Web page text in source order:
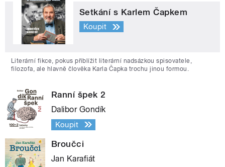
Setkání s Karlem Čapkem
Koupit
Literární fikce, pokus přiblížit literární nadsázkou spisovatele,
filozofa, ale hlavně člověka Karla Čapka trochu jinou formou.
Ranní špek 2
Dalibor Gondík
Koupit
Broučci
Jan Karafiát